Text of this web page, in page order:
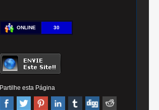
ONLINE 30
Partilhe esta Página